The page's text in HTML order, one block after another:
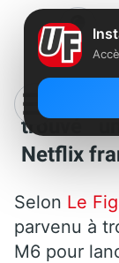
M6, TF1
trouvé
Netflix
Selon Le
parvenu à
M6 pour